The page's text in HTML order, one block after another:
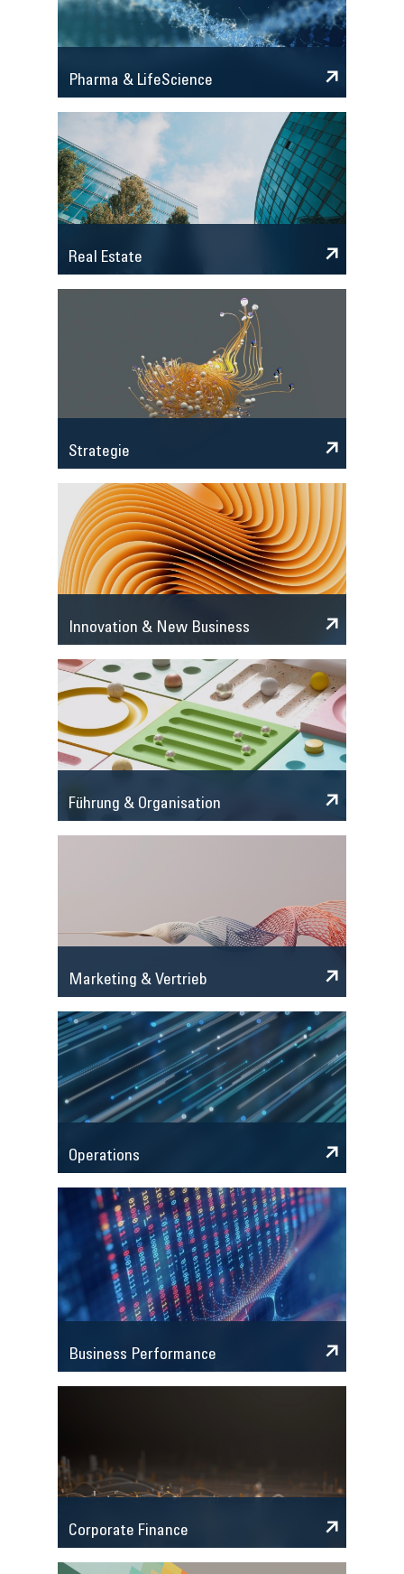
Pharma & LifeScience
Real Estate
Strategie
Innovation & New Business
Führung & Organisation
Marketing & Vertrieb
Operations
Business Performance
Corporate Finance